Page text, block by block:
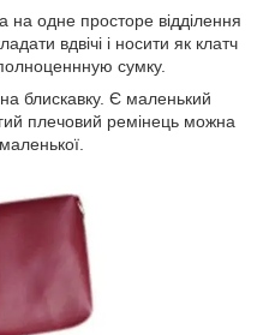
на одне просторе відділення
вдвічі і носити як клатч
сумку.
блискавку. Є маленький
плечовий ремінець можна